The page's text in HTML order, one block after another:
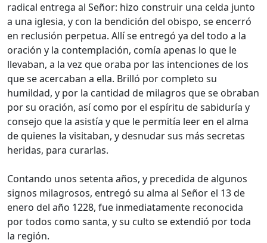
radical entrega al Señor: hizo construir una celda junto
a una iglesia, y con la bendición del obispo, se encerró
en reclusión perpetua. Allí se entregó ya del todo a la
oración y la contemplación, comía apenas lo que le
llevaban, a la vez que oraba por las intenciones de los
que se acercaban a ella. Brilló por completo su
humildad, y por la cantidad de milagros que se obraban
por su oración, así como por el espíritu de sabiduría y
consejo que la asistía y que le permitía leer en el alma
de quienes la visitaban, y desnudar sus más secretas
heridas, para curarlas.
Contando unos setenta años, y precedida de algunos
signos milagrosos, entregó su alma al Señor el 13 de
enero del año 1228, fue inmediatamente reconocida
por todos como santa, y su culto se extendió por toda
la región.